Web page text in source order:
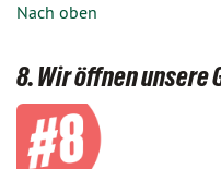
Nach oben
8. Wir öffnen